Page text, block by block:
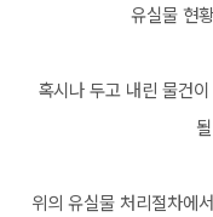
유실물 현
혹시나 두고 내린 물건
위의 유실물 처리절차에